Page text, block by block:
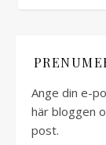
Ange din e-
här bloggen
post.